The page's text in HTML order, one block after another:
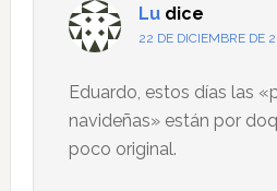
lectoresLu dice
22 DE DICIEMBRE DE
Eduardo, estos días las
navideñas» están por
poco original.